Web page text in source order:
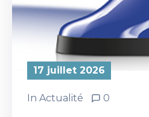
17 juillet 2026
In Actualité 0